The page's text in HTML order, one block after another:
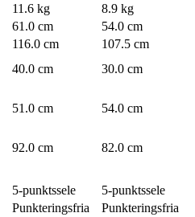
11.6 kg
8.9 kg
61.0 cm
54.0 cm
116.0 cm
107.5 cm
40.0 cm
30.0 cm
51.0 cm 54.0 cm
92.0 cm
82.0 cm
5-punktssele
5-punktssele
Punkteringsfria
Punkteringsfria